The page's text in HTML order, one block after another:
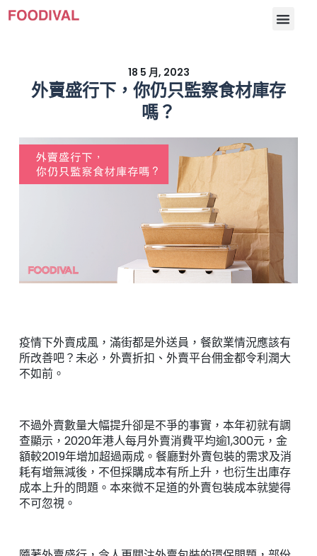
18 5 月, 2023
外賣盛行下，你仍只監察食材庫存
嗎？
疫情下外賣成風，滿街都是外送員，餐飲業情況應該有
所改善吧？未必，外賣折扣、外賣平台佣金都令利潤大
不如前。
不過外賣數量大幅提升卻是不爭的事實，本年初就有調
查顯示，2020年港人每月外賣消費平均逾1,300元，金
額較2019年增加超過兩成。餐廳對外賣包裝的需求及消
耗有增無減後，不但採購成本有所上升，也衍生出庫存
成本上升的問題。本來微不足道的外賣包裝成本就變得
不可忽視。